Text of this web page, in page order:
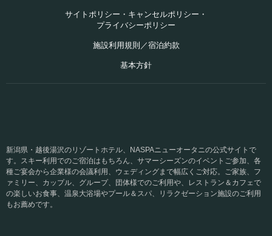
サイトポリシー・キャンセルポリシー・
プライバシーポリシー
施設利用規則／宿泊約款
基本方針
新潟県・越後湯沢のリゾートホテル、NASPAニューオータニの公式サイトで
す。スキー利用でのご宿泊はもちろん、サマーシーズンのイベントご参加、各
種ご宴会から企業様の会議利用、ウェディングまで幅広くご対応。ご家族、フ
ァミリー、カップル、グループ、団体様でのご利用や、レストラン＆カフェで
の楽しいお食事、温泉大浴場やプール＆スパ、リラクゼーション施設のご利用
もお薦めです。